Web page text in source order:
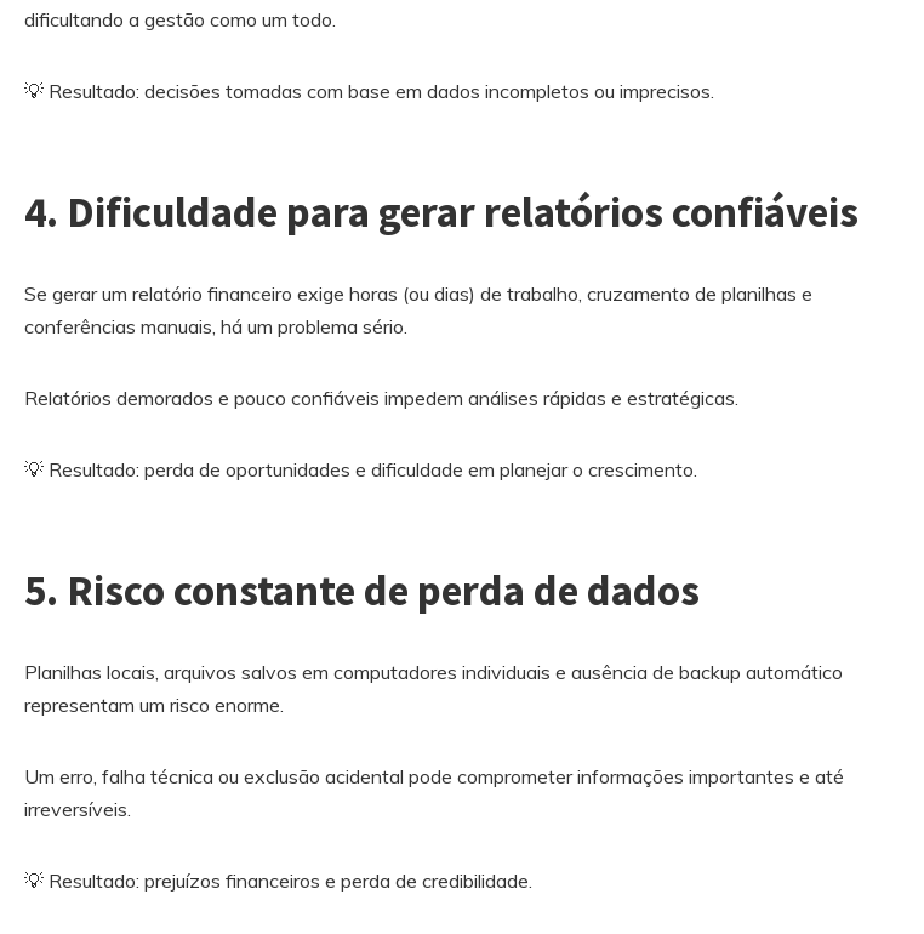
dificultando a gestão como um todo.
💡 Resultado: decisões tomadas com base em dados incompletos ou imprecisos.
4. Dificuldade para gerar relatórios confiáveis
Se gerar um relatório financeiro exige horas (ou dias) de trabalho, cruzamento de planilhas e
conferências manuais, há um problema sério.
Relatórios demorados e pouco confiáveis impedem análises rápidas e estratégicas.
💡 Resultado: perda de oportunidades e dificuldade em planejar o crescimento.
5. Risco constante de perda de dados
Planilhas locais, arquivos salvos em computadores individuais e ausência de backup automático
representam um risco enorme.
Um erro, falha técnica ou exclusão acidental pode comprometer informações importantes e até
irreversíveis.
💡 Resultado: prejuízos financeiros e perda de credibilidade.